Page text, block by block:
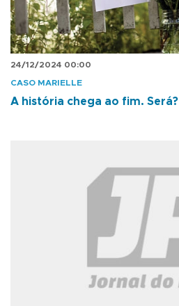
24/12/2024 00:00
CASO MARIELLE
A história chega ao fim. Será?